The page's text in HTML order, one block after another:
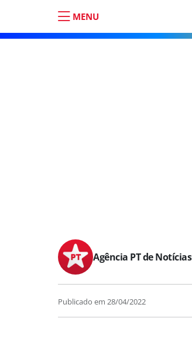
MENU
Agência PT de Notícias
Publicado em 28/04/2022